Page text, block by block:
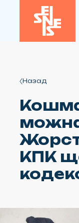
Назад
КПК